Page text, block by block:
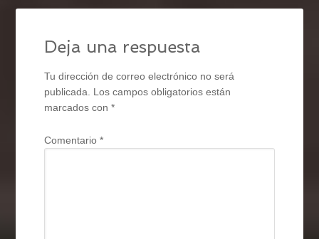
Deja una respuesta
Tu dirección de correo electrónico no será
publicada.
Los campos obligatorios están
marcados con*
Comentario*